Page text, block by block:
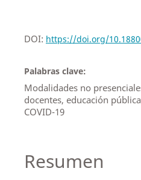
DOI: https://doi.org/
Palabras clave:
Modalidades no
docentes, educación
COVID-19
Resumen